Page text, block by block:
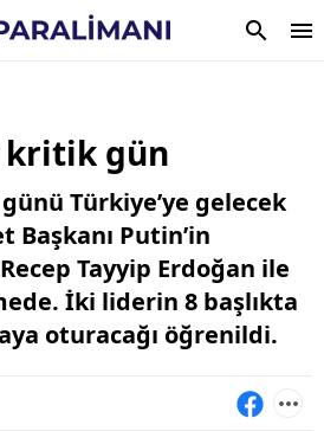
kritik gün
Türkiye’ye gelecek
Başkanı Putin’in
Tayyip Erdoğan ile
İki liderin 8 başlıkta
oturacağı öğrenildi.